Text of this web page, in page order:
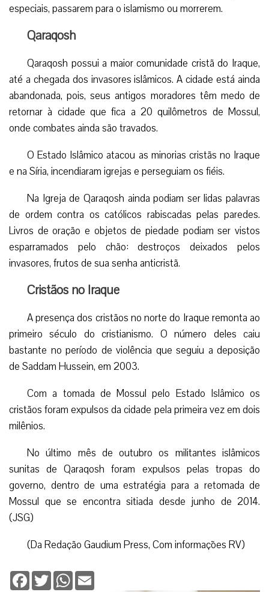
especiais, passarem para o islamismo ou morrerem.
Qaraqosh
Qaraqosh possui a maior comunidade cristã do Iraque,
até a chegada dos invasores islâmicos. A cidade está ainda
abandonada, pois, seus antigos moradores têm medo de
retornar à cidade que fica a 20 quilômetros de Mossul,
onde combates ainda são travados.
O Estado Islâmico atacou as minorias cristãs no Iraque
e na Síria, incendiaram igrejas e perseguiam os fiéis.
Na Igreja de Qaraqosh ainda podiam ser lidas palavras
de ordem contra os católicos rabiscadas pelas paredes.
Livros de oração e objetos de piedade podiam ser vistos
esparramados pelo chão: destroços deixados pelos
invasores, frutos de sua senha anticristã.
Cristãos no Iraque
A presença dos cristãos no norte do Iraque remonta ao
primeiro século do cristianismo. O número deles caiu
bastante no período de violência que seguiu a deposição
de Saddam Hussein, em 2003.
Com a tomada de Mossul pelo Estado Islâmico os
cristãos foram expulsos da cidade pela primeira vez em dois
milênios.
No último mês de outubro os militantes islâmicos
sunitas de Qaraqosh foram expulsos pelas tropas do
governo, dentro de uma estratégia para a retomada de
Mossul que se encontra sitiada desde junho de 2014.
(JSG)
(Da Redação Gaudium Press, Com informações RV)
Facebook
TwitterWhatsApp